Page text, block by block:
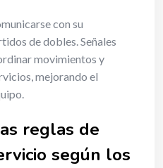
con su
de dobles. Señales
movimientos y
mejorando el
reglas de
según los